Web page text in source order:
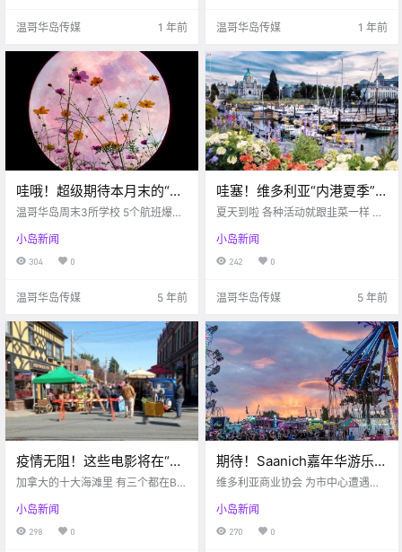
温哥华岛传媒 1 年前 温哥华岛传媒 1 年前
哇哦！超级期待本月末的“超
级血月全食”！！Langford街
温哥华岛周末3所学校 5个航班爆发
所好转 感染人数下降了不少 但坏消
息是 各处却依旧在持续爆发疫情 温
哥华岛短短一个周末 就有3所学校 5
小岛新闻
304 0
温哥华岛传媒 5 年前
哇塞！维多利亚“内港夏季”
活动即将开始，从食物到手
夏天到啦 各种活动就跟韭菜一样 一
动要开始啦 哦耶，棒棒棒！！ victo
ria buzz 内港夏季系列将于本周末
回归 5月1日-9月12日 上午10点到晚
小岛新闻
242 0
温哥华岛传媒 5 年前
疫情无阻！这些电影将在“封
城状态下”继续在维多利亚取
加拿大的十大海滩里 有三个都在BC
《孤独星球》列出了加拿大十大海
滩 其中有三个都在BC省 他们分别是
圣约瑟夫湾，切斯特曼海滩 和基斯
小岛新闻
298 0
期待！Saanich嘉年华游乐场
今年有戏开放！！无语，居
维多利亚商业协会 为市中心遭遇破
着疫情的日益严重 最近的治安也开
始动荡起来 这两个月以来 陆陆续续
的一直有店铺遭遇人为破坏 比如二
小岛新闻
270 0